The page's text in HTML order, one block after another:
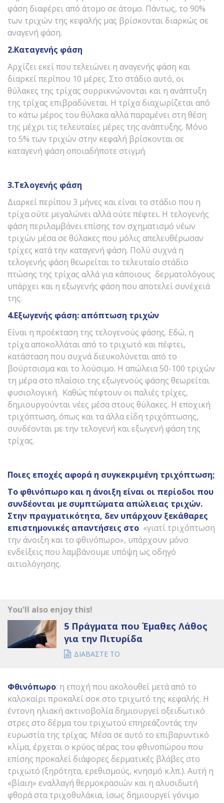
φάση διαφέρει από άτομο σε άτομο. Πάντως, το 90%
των τριχών της κεφαλής μας βρίσκονται διαρκώς σε
αναγενή φάση.
2.Καταγενής φάση
Αρχίζει εκεί που τελειώνει η αναγενής φάση και
διαρκεί περίπου 10 μέρες. Στο στάδιο αυτό, οι
θύλακες της τρίχας συρρικνώνονται και η ανάπτυξη
της τρίχας επιβραδύνεται. Η τρίχα διαχωρίζεται από
το κάτω μέρος του θύλακα αλλά παραμένει στη θέση
της μέχρι τις τελευταίες μέρες της ανάπτυξης. Μόνο
το 5% των τριχών στην κεφαλή βρίσκονται σε
καταγενή φάση οποιαδήποτε στιγμή.
3.Τελογενής φάση
Διαρκεί περίπου 3 μήνες και είναι το στάδιο που η
τρίχα ούτε μεγαλώνει αλλά ούτε πέφτει. Η τελογενής
φάση περιλαμβάνει επίσης τον σχηματισμό νέων
τριχών μέσα σε θύλακες που μόλις απελευθέρωσαν
τρίχες κατά την καταγενή φάση. Πολύ συχνά η
τελογενής φάση θεωρείται το τελευταίο στάδιο
πτώσης της τρίχας αλλά για κάποιους δερματολόγους
υπάρχει και η εξωγενής φάση που αποτελεί συνέχειά
της.
4.Εξωγενής φάση: απόπτωση τριχών
Είναι η προέκταση της τελογενούς φάσης. Εδώ, η
τρίχα αποκολλάται από το τριχωτό και πέφτει,
κατάσταση που συχνά διευκολύνεται από το
βούρτσισμα και το λούσιμο. Η απώλεια 50-100 τριχών
τη μέρα στο πλαίσιο της εξωγενούς φάσης θεωρείται
φυσιολογική. Καθώς πέφτουν οι παλιές τρίχες,
δημιουργούνται νέες μέσα στους θύλακες. Η εποχική
τριχόπτωση, όπως και τα άλλα είδη τριχόπτωσης,
συνδέονται με την τελογενή και εξωγενή φάση της
τρίχας.
Ποιες εποχές αφορά η συγκεκριμένη τριχόπτωση;
Το φθινόπωρο και η άνοιξη είναι οι περίοδοι που
συνδέονται με συμπτώματα απώλειας τριχών.
Στην πραγματικότητα, δεν υπάρχουν ξεκάθαρες
επιστημονικές απαντήσεις στο «γιατί τριχόπτωση
την άνοιξη και το φθινόπωρο», υπάρχουν μόνο
ενδείξεις που λαμβάνουμε υπόψη ως οδηγό
αιτιολόγησης.
You'll also enjoy this!
5 Πράγματα που Έμαθες Λάθος
για την Πιτυρίδα
ΔΙΑΒΑΣΤΕ ΤΟ
Φθινόπωρο: η εποχή που ακολουθεί μετά από το
καλοκαίρι προκαλεί σοκ στο τριχωτό της κεφαλής. Η
έντονη ηλιακή ακτινοβολία δημιουργεί οξειδωτικό
στρες στο δέρμα του τριχωτού επηρεάζοντάς την
ευρωστία της τρίχας. Μέσα σε αυτό το επιβαρυντικό
κλίμα, έρχεται ο κρύος αέρας του φθινοπώρου που
επίσης προκαλεί διάφορες δερματικές βλάβες στο
τριχωτό (ξηρότητα, ερεθισμούς, κνησμό κ.λπ.). Αυτή η
«βίαιη» εναλλαγή θερμοκρασιών και η αλυσιδωτή
φθορά στα τριχοθυλάκια, ίσως δημιουργεί γόνιμο